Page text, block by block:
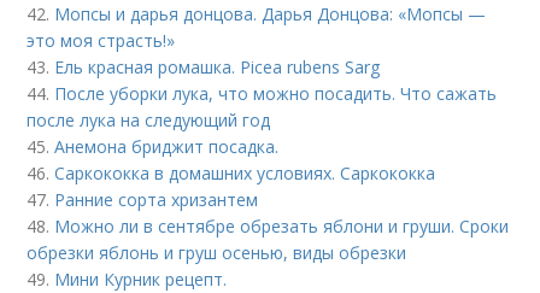
42. Мопсы и дарья донцова. Дарья Донцова: «Мопсы —
это моя страсть!»
43. Ель красная ромашка. Picea rubens Sarg
44. После уборки лука, что можно посадить. Что сажать
после лука на следующий год
45.Анемона бриджит посадка.
46.Саркококка в домашних условиях. Саркококка
47. Ранние сорта хризантем
48. Можно ли в сентябре обрезать яблони и груши. Сроки
обрезки яблонь и груш осенью, виды обрезки
49. Мини Курник рецепт.